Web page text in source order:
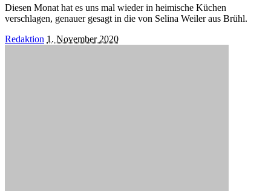
Diesen Monat hat es uns mal wieder in heimische Küchen
verschlagen, genauer gesagt in die von Selina Weiler aus Brühl.
Posted
Redaktion 1. November 2020